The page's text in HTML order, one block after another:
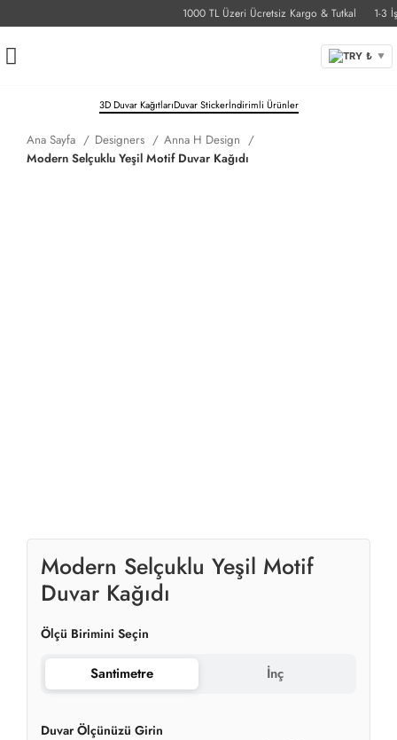
1000 TL Üzeri Ücretsiz Kargo & Tutkal 1-3 İş
TRY ₺ ▼
3D Duvar KağıtlarıDuvar Stickerİndirimli Ürünler
Ana Sayfa Designers
Anna H Design
Modern Selçuklu Yeşil Motif Duvar Kağıdı
Modern Selçuklu Yeşil Motif
Duvar Kağıdı
Ölçü Birimini Seçin
Santimetre İnç
Duvar Ölçünüzü Girin